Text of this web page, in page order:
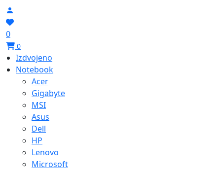
0
0
Izdvojeno
Notebook
Acer
Gigabyte
MSI
Asus
Dell
HP
Lenovo
Microsoft